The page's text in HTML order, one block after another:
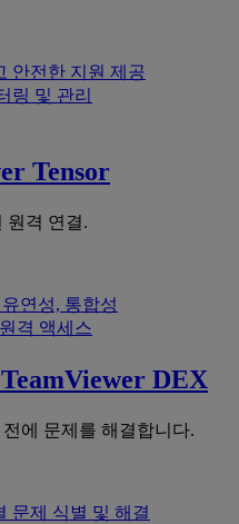
안전한 지원 제공
링 및 관리
Tensor
원격 연결.
연성, 통합성
격 액세스
TeamViewer DEX
에 문제를 해결합니다.
문제 식별 및 해결